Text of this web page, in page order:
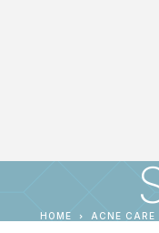
HOME ACNE CARE